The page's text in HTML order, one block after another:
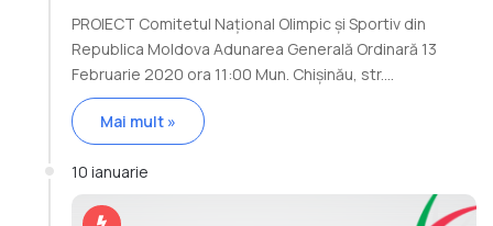
PROIECT Comitetul Naţional Olimpic și Sportiv din
Republica Moldova Adunarea Generală Ordinară 13
Februarie 2020 ora 11:00 Mun. Chișinău, str.…
Mai mult »
10 ianuarie